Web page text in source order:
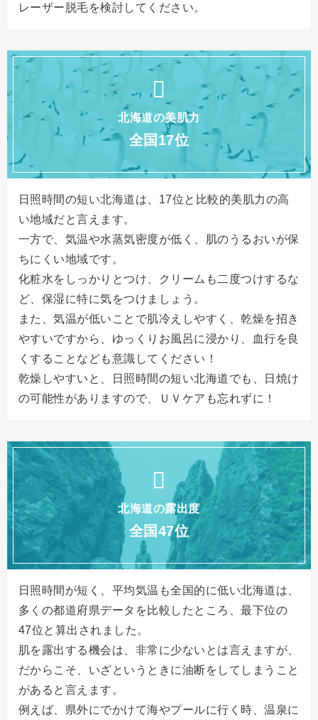
レーザー脱毛を検討してください。
北海道の美肌力
全国17位
日照時間の短い北海道は、17位と比較的美肌力の高
い地域だと言えます。
一方で、気温や水蒸気密度が低く、肌のうるおいが保
ちにくい地域です。
化粧水をしっかりとつけ、クリームも二度つけするな
ど、保湿に特に気をつけましょう。
また、気温が低いことで肌冷えしやすく、乾燥を招き
やすいですから、ゆっくりお風呂に浸かり、血行を良
くすることなども意識してください！
乾燥しやすいと、日照時間の短い北海道でも、日焼け
の可能性がありますので、ＵＶケアも忘れずに！
北海道の露出度
全国47位
日照時間が短く、平均気温も全国的に低い北海道は、
多くの都道府県データを比較したところ、最下位の
47位と算出されました。
肌を露出する機会は、非常に少ないとは言えますが、
だからこそ、いざというときに油断をしてしまうこと
があると言えます。
例えば、県外にでかけて海やプールに行く時、温泉に